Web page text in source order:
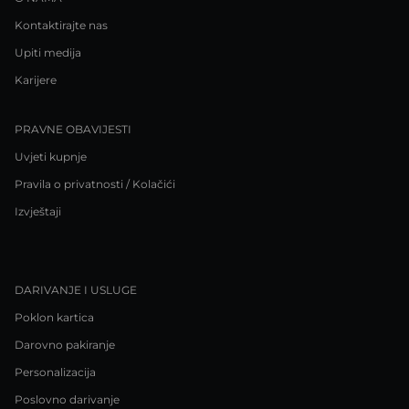
Kontaktirajte nas
Upiti medija
Karijere
PRAVNE OBAVIJESTI
Uvjeti kupnje
Pravila o privatnosti / Kolačići
Izvještaji
DARIVANJE I USLUGE
Poklon kartica
Darovno pakiranje
Personalizacija
Poslovno darivanje